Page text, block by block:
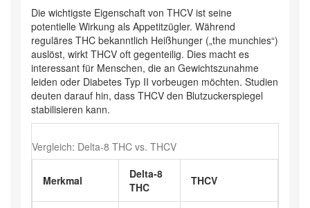
Die wichtigste Eigenschaft von THCV ist seine
potentielle Wirkung als Appetitzügler. Während
reguläres THC bekanntlich Heißhunger („the munchies“)
auslöst, wirkt THCV oft gegenteilig. Dies macht es
interessant für Menschen, die an Gewichtszunahme
leiden oder Diabetes Typ II vorbeugen möchten. Studien
deuten darauf hin, dass THCV den Blutzuckerspiegel
stabilisieren kann.
Vergleich: Delta-8 THC vs. THCV
Merkmal
Delta-8
THC
THCV